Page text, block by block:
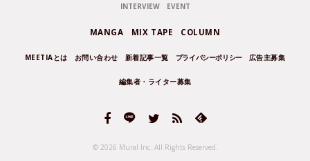
INTERVIEW EVENT
MANGA MIX TAPE COLUMN
MEETIAとは お問い合わせ 新着記事一覧 プライバシーポリシー 広告主募集
編集者・ライター募集
© 2026 Mural Inc. All Rights Reserved.